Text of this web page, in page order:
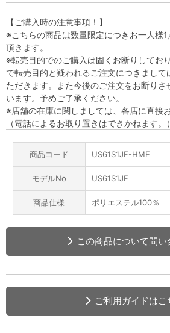
【ご購入時の注意事項！】
※こちらの商品は数量限定につきお一人様
頂きます。
※転売目的でのご購入は固くお断りしてお
で転売目的と疑われるご注文につきまし
ただきます。また今後のご注文をお断り
います。予めご了承ください。
※店舗の在庫に関しましては、各店に直接
（電話によるお取り置きはできかねます。）
商品コード US61S1JF-HME
モデルNo US61S1JF
商品仕様 ポリエステル100％
この商品について問い
ご利用ガイドはこ